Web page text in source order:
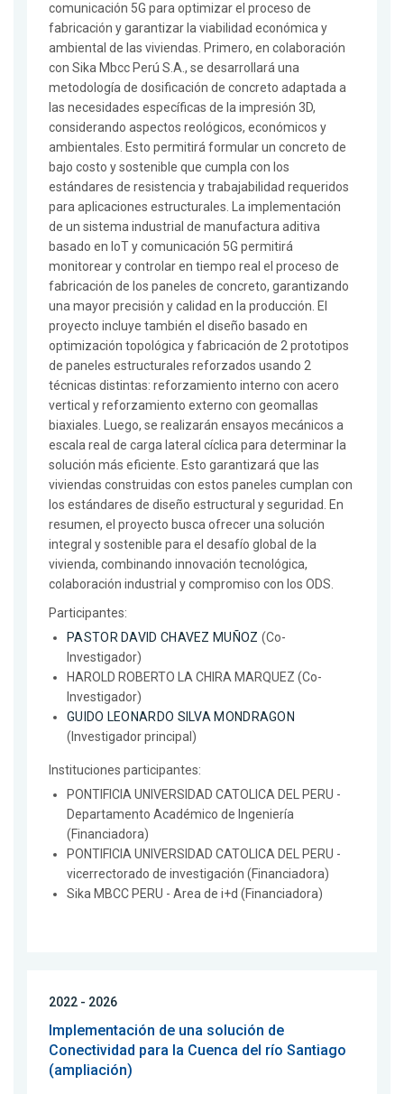
comunicación 5G para optimizar el proceso de
fabricación y garantizar la viabilidad económica y
ambiental de las viviendas. Primero, en colaboración
con Sika Mbcc Perú S.A., se desarrollará una
metodología de dosificación de concreto adaptada a
las necesidades específicas de la impresión 3D,
considerando aspectos reológicos, económicos y
ambientales. Esto permitirá formular un concreto de
bajo costo y sostenible que cumpla con los
estándares de resistencia y trabajabilidad requeridos
para aplicaciones estructurales. La implementación
de un sistema industrial de manufactura aditiva
basado en IoT y comunicación 5G permitirá
monitorear y controlar en tiempo real el proceso de
fabricación de los paneles de concreto, garantizando
una mayor precisión y calidad en la producción. El
proyecto incluye también el diseño basado en
optimización topológica y fabricación de 2 prototipos
de paneles estructurales reforzados usando 2
técnicas distintas: reforzamiento interno con acero
vertical y reforzamiento externo con geomallas
biaxiales. Luego, se realizarán ensayos mecánicos a
escala real de carga lateral cíclica para determinar la
solución más eficiente. Esto garantizará que las
viviendas construidas con estos paneles cumplan con
los estándares de diseño estructural y seguridad. En
resumen, el proyecto busca ofrecer una solución
integral y sostenible para el desafío global de la
vivienda, combinando innovación tecnológica,
colaboración industrial y compromiso con los ODS.
Participantes:
PASTOR DAVID CHAVEZ MUÑOZ (Co-
Investigador)
HAROLD ROBERTO LA CHIRA MARQUEZ (Co-
Investigador)
GUIDO LEONARDO SILVA MONDRAGON
(Investigador principal)
Instituciones participantes:
PONTIFICIA UNIVERSIDAD CATOLICA DEL PERU -
Departamento Académico de Ingeniería
(Financiadora)
PONTIFICIA UNIVERSIDAD CATOLICA DEL PERU -
vicerrectorado de investigación (Financiadora)
Sika MBCC PERU - Area de i+d (Financiadora)
2022 - 2026
Implementación de una solución de
Conectividad para la Cuenca del río Santiago
(ampliación)